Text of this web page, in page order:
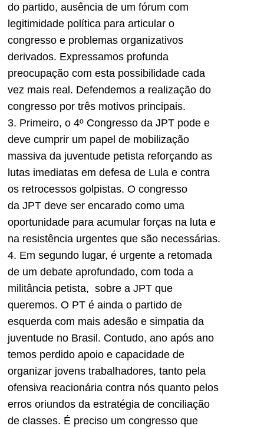
do partido, ausência de um fórum com
legitimidade política para articular o
congresso e problemas organizativos
derivados. Expressamos profunda
preocupação com esta possibilidade cada
vez mais real. Defendemos a realização do
congresso por três motivos principais.
3. Primeiro, o 4º Congresso da JPT pode e
deve cumprir um papel de mobilização
massiva da juventude petista reforçando as
lutas imediatas em defesa de Lula e contra
os retrocessos golpistas. O congresso
da JPT deve ser encarado como uma
oportunidade para acumular forças na luta e
na resistência urgentes que são necessárias.
4. Em segundo lugar, é urgente a retomada
de um debate aprofundado, com toda a
militância petista, sobre a JPT que
queremos. O PT é ainda o partido de
esquerda com mais adesão e simpatia da
juventude no Brasil. Contudo, ano após ano
temos perdido apoio e capacidade de
organizar jovens trabalhadores, tanto pela
ofensiva reacionária contra nós quanto pelos
erros oriundos da estratégia de conciliação
de classes. É preciso um congresso que